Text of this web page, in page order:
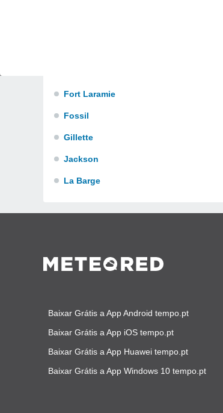
Fort Laramie
Fossil
Gillette
Jackson
La Barge
Baixar Grátis a App Android tempo.pt
Baixar Grátis a App iOS tempo.pt
Baixar Grátis a App Huawei tempo.pt
Baixar Grátis a App Windows 10 tempo.pt